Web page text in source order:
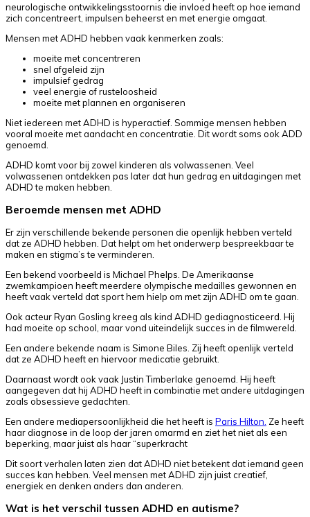
neurologische ontwikkelingsstoornis die invloed heeft op hoe iemand
zich concentreert, impulsen beheerst en met energie omgaat.
Mensen met ADHD hebben vaak kenmerken zoals:
moeite met concentreren
snel afgeleid zijn
impulsief gedrag
veel energie of rusteloosheid
moeite met plannen en organiseren
Niet iedereen met ADHD is hyperactief. Sommige mensen hebben
vooral moeite met aandacht en concentratie. Dit wordt soms ook ADD
genoemd.
ADHD komt voor bij zowel kinderen als volwassenen. Veel
volwassenen ontdekken pas later dat hun gedrag en uitdagingen met
ADHD te maken hebben.
Beroemde mensen met ADHD
Er zijn verschillende bekende personen die openlijk hebben verteld
dat ze ADHD hebben. Dat helpt om het onderwerp bespreekbaar te
maken en stigma’s te verminderen.
Een bekend voorbeeld is Michael Phelps. De Amerikaanse
zwemkampioen heeft meerdere olympische medailles gewonnen en
heeft vaak verteld dat sport hem hielp om met zijn ADHD om te gaan.
Ook acteur Ryan Gosling kreeg als kind ADHD gediagnosticeerd. Hij
had moeite op school, maar vond uiteindelijk succes in de filmwereld.
Een andere bekende naam is Simone Biles. Zij heeft openlijk verteld
dat ze ADHD heeft en hiervoor medicatie gebruikt.
Daarnaast wordt ook vaak Justin Timberlake genoemd. Hij heeft
aangegeven dat hij ADHD heeft in combinatie met andere uitdagingen
zoals obsessieve gedachten.
Een andere mediapersoonlijkheid die het heeft is Paris Hilton. Ze heeft
haar diagnose in de loop der jaren omarmd en ziet het niet als een
beperking, maar juist als haar “superkracht
Dit soort verhalen laten zien dat ADHD niet betekent dat iemand geen
succes kan hebben. Veel mensen met ADHD zijn juist creatief,
energiek en denken anders dan anderen.
Wat is het verschil tussen ADHD en autisme?